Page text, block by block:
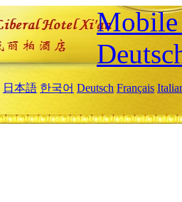
Mobile
日本語 한국어 Deutsch Français